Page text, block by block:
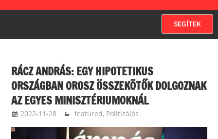
SEGÍTEK
RÁCZ ANDRÁS: EGY HIPOTETIKUS
ORSZÁGBAN OROSZ ÖSSZEKÖTŐK DOLGOZNAK
AZ EGYES MINISZTÉRIUMOKNÁL
2022-11-28 terdikroland
featured, Politizálás